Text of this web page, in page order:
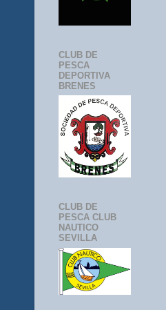
CLUB DE
PESCA
DEPORTIVA
BRENES
CLUB DE
PESCA CLUB
NAUTICO
SEVILLA